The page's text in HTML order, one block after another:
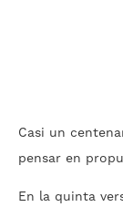
Casi un
pensar en
En la quinta